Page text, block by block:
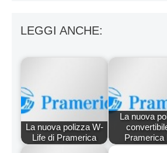
LEGGI ANCHE:
La nuova polizza W-
Life di Pramerica
La nuova
Pramerica